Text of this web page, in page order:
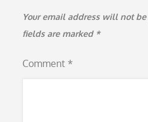
Your email address will not
fields are marked *
Comment *